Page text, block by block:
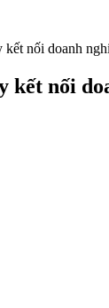
nối doanh
nối